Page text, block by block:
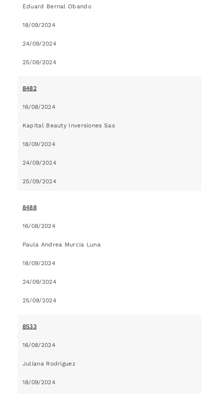
Eduard Bernal Obando
18/09/2024
24/09/2024
25/09/2024
8482
16/08/2024
Kapital Beauty Inversiones Sas
18/09/2024
24/09/2024
25/09/2024
8488
16/08/2024
Paula Andrea Murcia Luna
18/09/2024
24/09/2024
25/09/2024
8533
16/08/2024
Juliana Rodriguez
18/09/2024